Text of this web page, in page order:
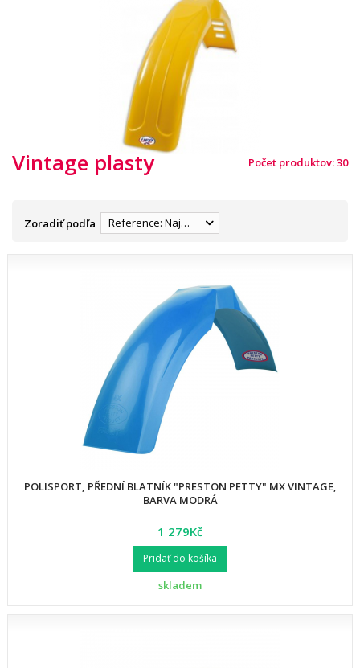
Vintage plasty Počet produktov: 30
Zoradiť podľa Reference: Najnižšia
POLISPORT, PŘEDNÍ BLATNÍK "PRESTON PETTY" MX VINTAGE,
BARVA MODRÁ
1 279Kč
Pridať do košíka
skladem